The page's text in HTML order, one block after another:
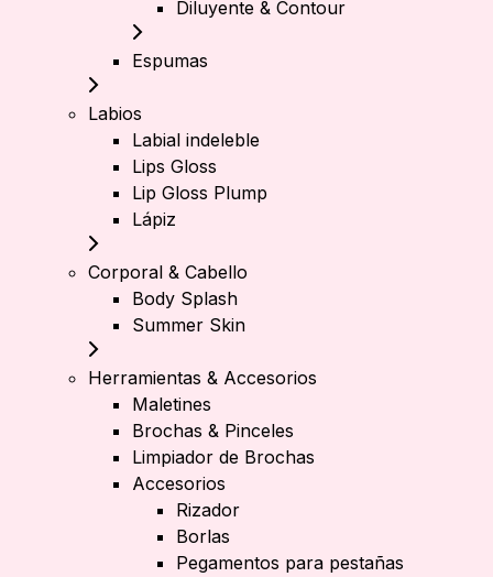
Diluyente & Contour
Espumas
Labios
Labial indeleble
Lips Gloss
Lip Gloss Plump
Lápiz
Corporal & Cabello
Body Splash
Summer Skin
Herramientas & Accesorios
Maletines
Brochas & Pinceles
Limpiador de Brochas
Accesorios
Rizador
Borlas
Pegamentos para pestañas